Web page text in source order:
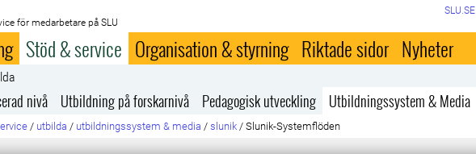
för medarbetare på SLU
SLU.SE
Stöd & service Organisation & styrning Riktade sidor Nyheter
nivå Utbildning på forskarnivå Pedagogisk utveckling Utbildningssystem & Media
/ utbilda / utbildningssystem & media / slunik / Slunik-Systemflöden